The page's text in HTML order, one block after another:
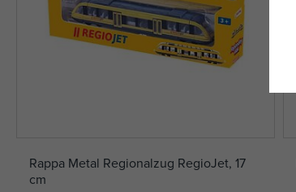
Rappa Metal Regionalzug RegioJet, 17
cm